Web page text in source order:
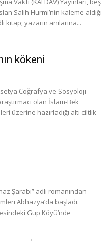
Salih Hurmi’nin kaleme aldığı
kitap; yazarın anılarına...
kökeni
Coğrafya ve Sosyoloji
olan İslam-Bek
üzerine hazırladığı altı ciltlik
Şarabı” adlı romanından
Abhazya’da başladı.
Gup Köyü’nde